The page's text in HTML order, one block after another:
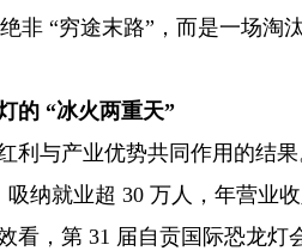
非 “穷途末路”，而是一场淘
的 “冰火两重天”
利与产业优势共同作用的结
吸纳就业超 30 万人，年营业
看，第 31 届自贡国际恐龙灯